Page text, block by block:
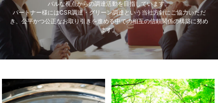
バルな視点からの調達活動を目指しています。
パートナー様にはCSR調達・グリーン調達という当社方針にご協力いただ
き、公平かつ公正なお取り引きを進める中での相互の信頼関係の構築に努め
ます。